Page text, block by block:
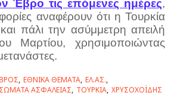
Έβρο τις επόμενες ημέρες,
αναφέρουν ότι η Τουρκία
και πάλι την ασύμμετρη απειλή
Μαρτίου, χρησιμοποιώντας
ΕΘΝΙΚΑ ΘΕΜΑΤΑ ΕΛ.ΑΣ.
ΣΩΜΑΤΑ ΑΣΦΑΛΕΙΑΣ ΤΟΥΡΚΙΑ ΧΡΥΣΟΧΟΪΔΗΣ